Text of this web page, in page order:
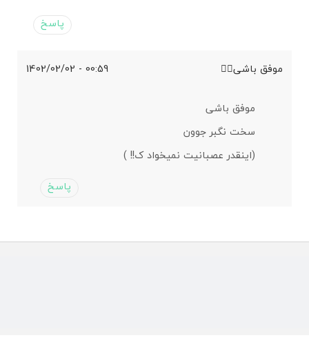
پاسخ
موفق باشی✋🏼 00:59 - 1402/02/02
موفق باشی
سخت نگبر جوون
(اینقدر عصبانیت نمیخواد ک!! )
پاسخ